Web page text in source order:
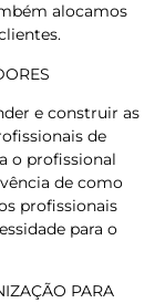
alocamos
e construir as
de
o profissional
de como
profissionais
para o
PARA